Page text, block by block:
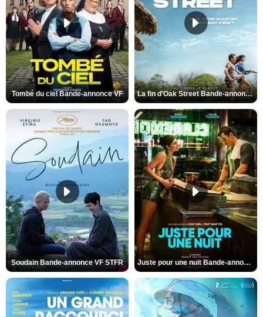
Tombé du ciel Bande-annonce VF La fin d’Oak Street Bande-annonce VO STFR
Soudain Bande-annonce VF STFR Juste pour une nuit Bande-annonce VO STFR